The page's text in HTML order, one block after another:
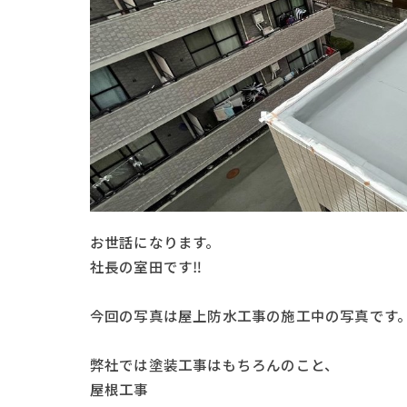
お世話になります。
社長の室田です‼️
今回の写真は屋上防水工事の施工中の写真です
弊社では塗装工事はもちろんのこと、
屋根工事